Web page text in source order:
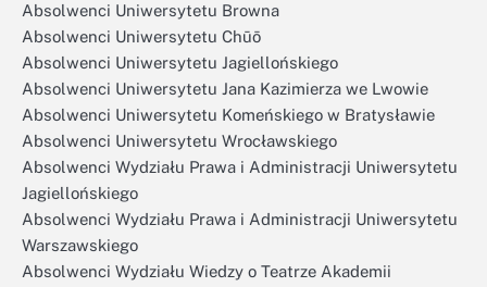
Absolwenci Uniwersytetu Browna
Absolwenci Uniwersytetu Chūō
Absolwenci Uniwersytetu Jagiellońskiego
Absolwenci Uniwersytetu Jana Kazimierza we Lwowie
Absolwenci Uniwersytetu Komeńskiego w Bratysławie
Absolwenci Uniwersytetu Wrocławskiego
Absolwenci Wydziału Prawa i Administracji Uniwersytetu
Jagiellońskiego
Absolwenci Wydziału Prawa i Administracji Uniwersytetu
Warszawskiego
Absolwenci Wydziału Wiedzy o Teatrze Akademii